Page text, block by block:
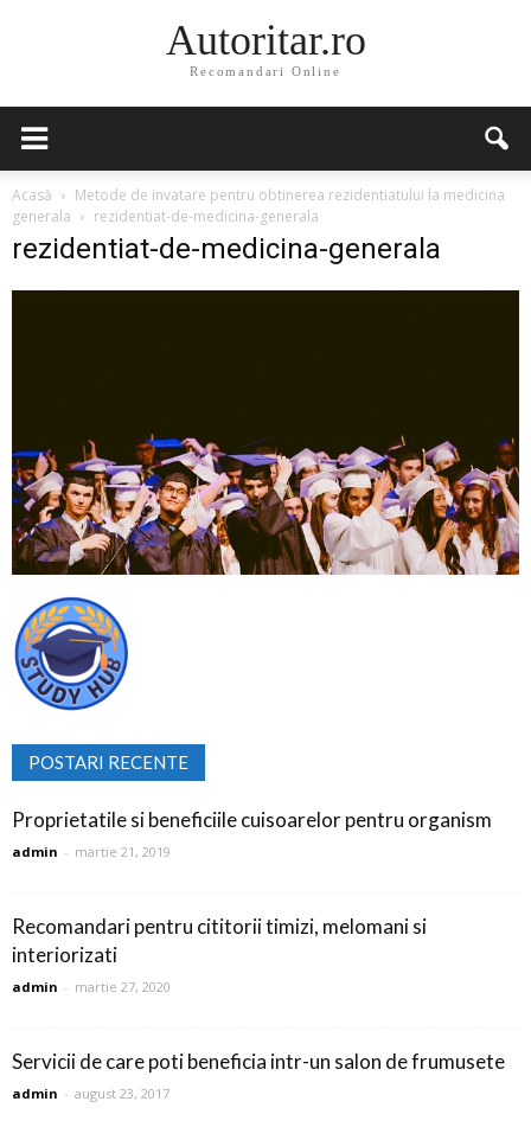
Autoritar.ro
Recomandari Online
Acasă
Metode de invatare pentru obtinerea rezidentiatului la medicina
generala
rezidentiat-de-medicina-generala
rezidentiat-de-medicina-generala
POSTARI RECENTE
Proprietatile si beneficiile cuisoarelor pentru organism
admin - martie 21, 2019
Recomandari pentru cititorii timizi, melomani si
interiorizati
admin - martie 27, 2020
Servicii de care poti beneficia intr-un salon de frumusete
admin - august 23, 2017